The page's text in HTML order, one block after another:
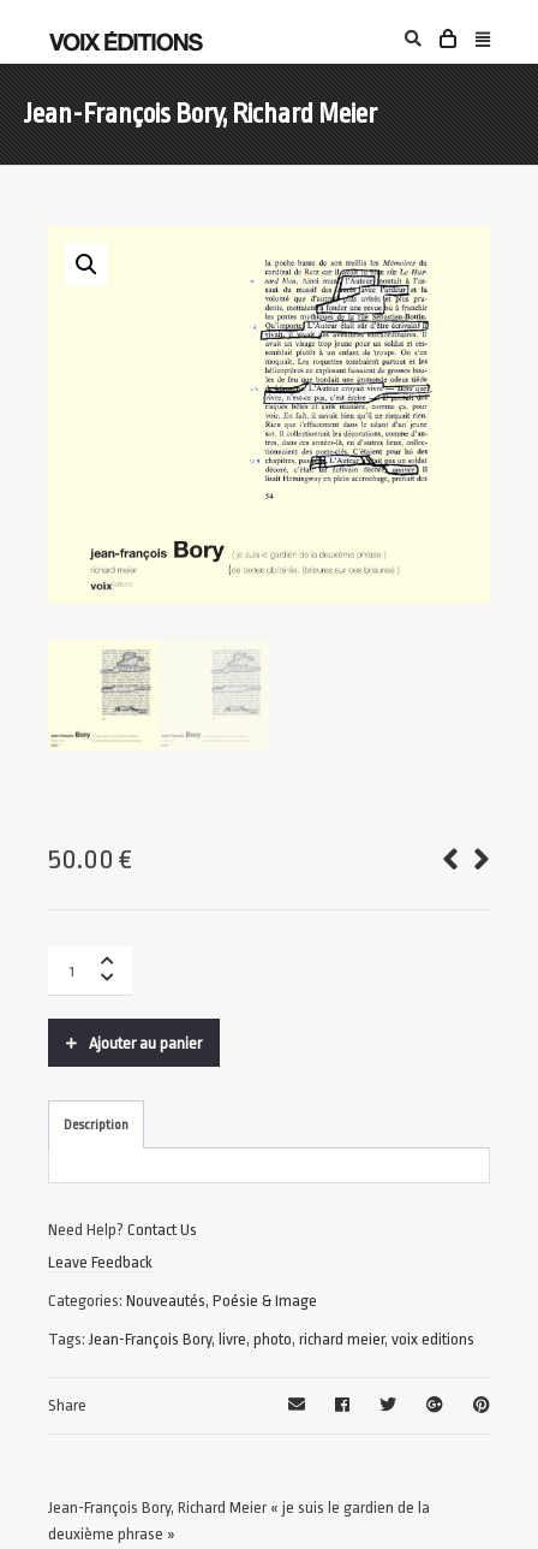
Jean-François Bory, Richard Meier
50.00 €
Ajouter au panier
Description
Need Help? Contact Us
Leave Feedback
Categories: Nouveautés, Poésie & Image
Tags: Jean-François Bory, livre, photo, richard meier, voix editions
Share
Jean-François Bory, Richard Meier « je suis le gardien de la
deuxième phrase »